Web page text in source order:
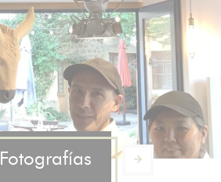
Fotografías